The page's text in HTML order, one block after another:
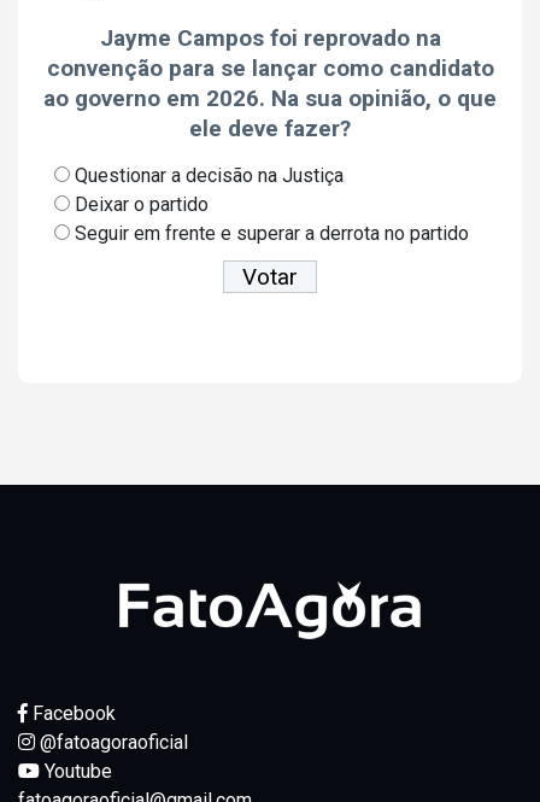
Jayme Campos foi reprovado na
convenção para se lançar como candidato
ao governo em 2026. Na sua opinião, o que
ele deve fazer?
Questionar a decisão na Justiça
Deixar o partido
Seguir em frente e superar a derrota no partido
Facebook
@fatoagoraoficial
Youtube